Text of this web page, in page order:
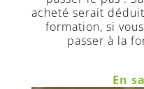
acheté serait
formation, si
passer à la
En